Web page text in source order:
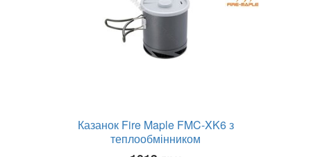
Казанок Fire Maple FMC-XK6 з
теплообмінником